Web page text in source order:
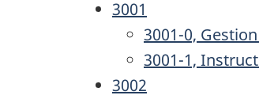
3001
3001-0,
3001-1,
3002